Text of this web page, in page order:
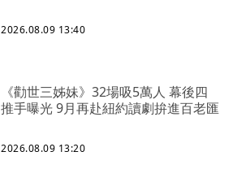
2026.08.09 13:40
《勸世三姊妹》32場吸5萬人 幕後四
推手曝光 9月再赴紐約讀劇拚進百老匯
2026.08.09 13:20